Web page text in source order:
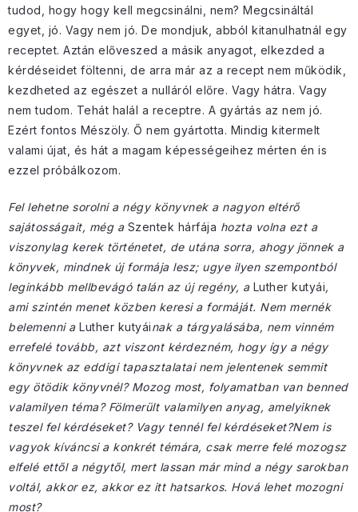
tudod, hogy hogy kell megcsinálni, nem? Megcsináltál
egyet, jó. Vagy nem jó. De mondjuk, abból kitanulhatnál egy
receptet. Aztán előveszed a másik anyagot, elkezded a
kérdéseidet föltenni, de arra már az a recept nem működik,
kezdheted az egészet a nulláról előre. Vagy hátra. Vagy
nem tudom. Tehát halál a receptre. A gyártás az nem jó.
Ezért fontos Mészöly. Ő nem gyártotta. Mindig kitermelt
valami újat, és hát a magam képességeihez mérten én is
ezzel próbálkozom.
Fel lehetne sorolni a négy könyvnek a nagyon eltérő
sajátosságait, még a Szentek hárfája hozta volna ezt a
viszonylag kerek történetet, de utána sorra, ahogy jönnek a
könyvek, mindnek új formája lesz; ugye ilyen szempontból
leginkább mellbevágó talán az új regény, a Luther kutyái,
ami szintén menet közben keresi a formáját. Nem mernék
belemenni a Luther kutyáinak a tárgyalásába, nem vinném
errefelé tovább, azt viszont kérdezném, hogy így a négy
könyvnek az eddigi tapasztalatai nem jelentenek semmit
egy ötödik könyvnél? Mozog most, folyamatban van benned
valamilyen téma? Fölmerült valamilyen anyag, amelyiknek
teszel fel kérdéseket? Vagy tennél fel kérdéseket?Nem is
vagyok kíváncsi a konkrét témára, csak merre felé mozogsz
elfelé ettől a négytől, mert lassan már mind a négy sarokban
voltál, akkor ez, akkor ez itt hatsarkos. Hová lehet mozogni
most?